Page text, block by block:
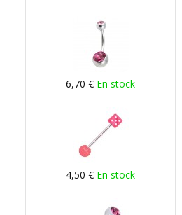
6,70 € En stock
4,50 € En stock